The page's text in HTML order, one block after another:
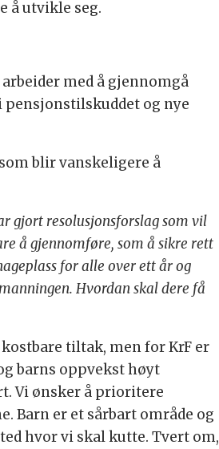
å utvikle seg.
med å gjennomgå
og nye
blir vanskeligere å
gjort resolusjonsforslag som vil
å gjennomføre, som å sikre rett
for alle over ett år og
Hvordan skal dere få
tiltak, men for KrF er
barns oppvekst høyt
Vi ønsker å prioritere
Barn er et sårbart område og
hvor vi skal kutte. Tvert om,